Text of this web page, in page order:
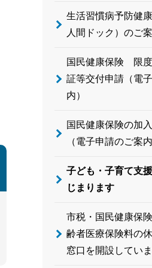
生活習慣病予防健
人間ドック）のご
国民健康保険 限
証等交付申請（電
内）
国民健康保険の加
（電子申請のご案内
子ども・子育て支
じまります
市税・国民健康保
齢者医療保険料の
窓口を開設していま